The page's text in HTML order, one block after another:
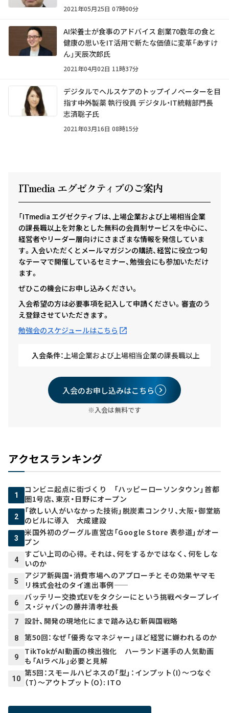
2021年05月25日 07時00分
AI栄養士が食事のアドバイス 創業70数年の食と
健康の思いをIT活用で新たな価値に変革――「あすけ
ん」天辰次郎氏
2021年04月02日 11時37分
デジタルでヘルスケアのトップイノベーターを目
指す――中外製薬 執行役員 デジタル・IT統轄部門長
志済聡子氏
2021年03月16日 08時15分
ITmedia エグゼクティ ブのご案内
「ITmedia エグゼクティブは、上場企業および上場相当企業
の課長職以上を対象とした無料の会員制サービスを中心に、
経営者やリーダー層向けにさまざまな情報を発信していま
す。入会いただくとメールマガジンの購読、経営に役立つ旬
なテーマで開催しているセミナー、勉強会にも参加いただけ
ます。
ぜひこの機会にお申し込みください。
入会希望の方は必要事項を記入して申請ください。審査のう
え登録させていただきます。
勉強会のスケジュールはこちら
入会条件：上場企業および上場相当企業の課長職以上
入会のお申し込みはこちら
※入会は無料です
アクセスランキング
1
コンビニ起点に街づくり 「ハッピーローソンタウン」首都
圏1号店、東京・日野にオープン
2
「欲しい人がいなかった技術」脱炭素コンクリ、大阪・御堂筋
のビルに導入 大成建設
3
米国外初のグーグル直営店「Google Store 表参道」がオー
プン
4
すごい上司の心得。それは、何をするかではなく、何をしな
いのか
5
アジア新興国・消費市場へのアプローチとその効果――ヤマモ
リ株式会社のタイ進出事例――
6
バッテリー交換式EVをタクシーにという挑戦――ベタープレイ
ス・ジャパンの藤井清孝社長
7 設計、開発の現地化にまで踏み込む新興国戦略
8 第50回：なぜ「優秀なマネジャー」ほど経営に嫌われるのか
9
TikTokがAI動画の検出強化 ハーランド選手の人気動画
も「AIラベル」必要と見解
10
第5回：スモールハピネスの「型」：インプット（I）～つなぐ
（T）～アウトプット（O）: ITO